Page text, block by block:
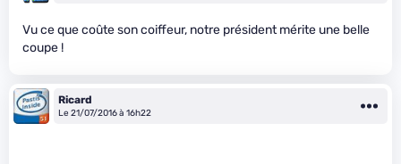
Vu ce que coûte son coiffeur, notre président mérite une belle
coupe !
Ricard
Le 21/07/2016 à 16h22